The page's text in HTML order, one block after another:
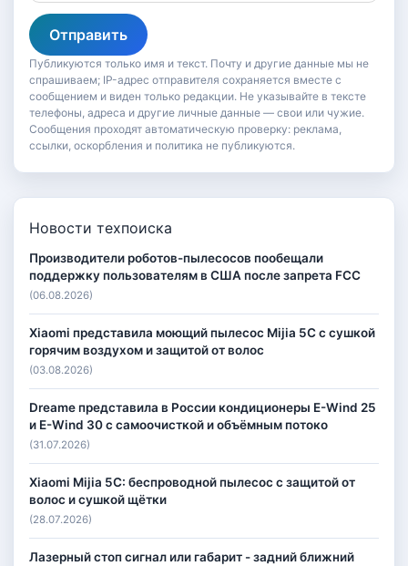
Отправить
Публикуются только имя и текст. Почту и другие данные мы не
спрашиваем; IP-адрес отправителя сохраняется вместе с
сообщением и виден только редакции. Не указывайте в тексте
телефоны, адреса и другие личные данные — свои или чужие.
Сообщения проходят автоматическую проверку: реклама,
ссылки, оскорбления и политика не публикуются.
Новости техпоиска
Производители роботов-пылесосов пообещали
поддержку пользователям в США после запрета FCC
(06.08.2026)
Xiaomi представила моющий пылесос Mijia 5C с сушкой
горячим воздухом и защитой от волос
(03.08.2026)
Dreame представила в России кондиционеры E-Wind 25
и E-Wind 30 с самоочисткой и объёмным потоко
(31.07.2026)
Xiaomi Mijia 5C: беспроводной пылесос с защитой от
волос и сушкой щётки
(28.07.2026)
Лазерный стоп сигнал или габарит - задний ближний